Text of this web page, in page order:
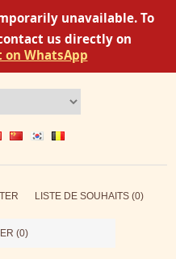
unavailable. To
us directly on
on WhatsApp
LISTE DE SOUHAITS (0)
(0)